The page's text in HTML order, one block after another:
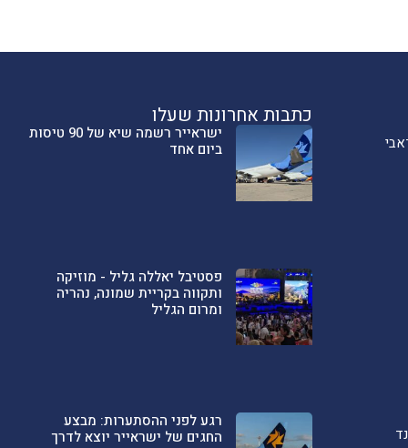
כתבות אחרונות שעלו
ישראייר רשמה שיא של 90 טיסות
ביום אחד
פסטיבל יאללה גליל - מוזיקה
ותקווה בקריית שמונה, נהריה
ומרום הגליל
רגע לפני ההסתערות: מבצע
החגים של ישראייר יוצא לדרך